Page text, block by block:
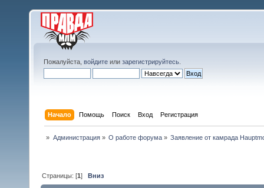
Пожалуйста, войдите или зарегистрируйтесь
Начало Помощь Поиск Вход Регистрация
» Администрация» О работе форума» Заявление от камрада
Страницы: [1]Вниз